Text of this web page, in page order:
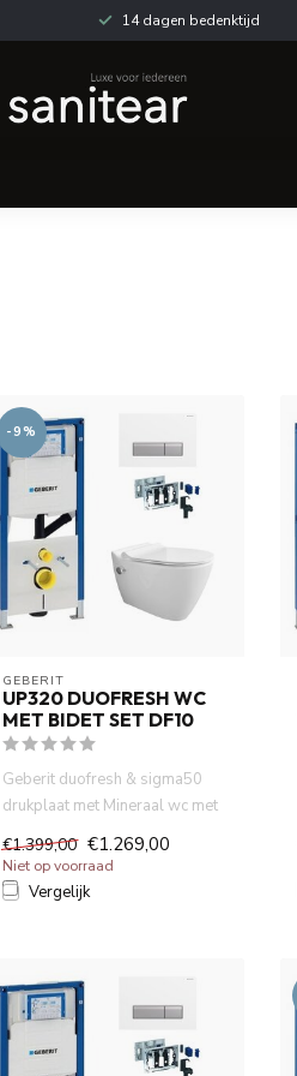
14 dagen bedenktijd
-9%
GEBERIT
UP320 DUOFRESH WC
MET BIDET SET DF10
Geberit duofresh & sigma50
drukplaat met Mineraal wc met
€1.399,00 €1.269,00
Niet op voorraad
Vergelijk